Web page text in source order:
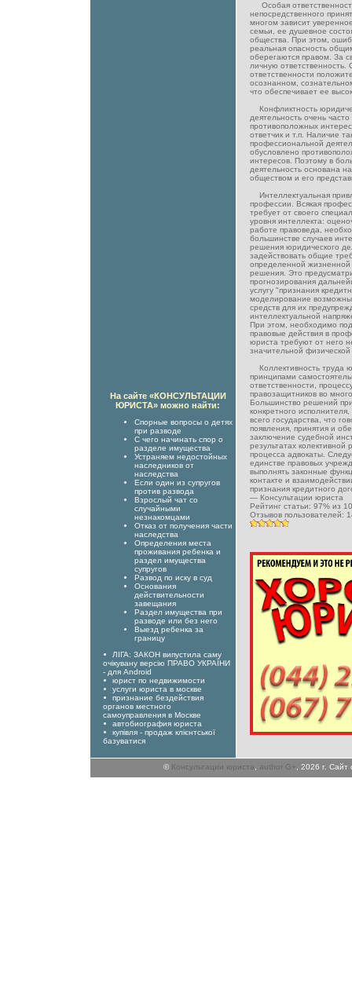
Особая
непосредственного
многом зависит
семьи, ее душевное
общества. При этом,
реальная опасность
оберегаются правом. За
личную ответственность.
ответственности
осознанном,
что обеспечивает ее
Конфликтность
деятельность очень
противоположных
ответчик и т.п. Наличие
профессиональной
обусловлено
интересов. Поэтому в
деятельность основана
обществом и его
Интеллектуальная
профессии. Всякая
требует от своего
уровня интеллекта:
работе правоведа,
большинстве случаев
решения юридического
задействовать общие
определенной жизненной
решения. Это
прогнозирования
услугу "признания
моделирование
средств для их
интеллектуальной
При этом, необходимо
правовые действия в
юриста требуют от него
значительной физической
Коллективность труда
принципами
ответственности,
правозащитников во
Большинство решений
конкретного
всего государства, что
появления, принятия и
заключение судебной
результатах колективной
процесса адвокаты.
единстве правовых
выполнять законные
контакте и
признания кредитного
— Консультации юриста
Рейтинг статьи: 97% из
Отзывов пользователей:
На сайте «КОНСУЛЬТАЦИИ
ЮРИСТА» можно найти:
Спорные вопросы о детях
при разводе
С чего начинать спор о
разделе имущества
Устраняем недостойных
наследников от
наследства
Если один из супругов
против развода
Взрослый чат со
случайными
незнакомцами
Отказ от получения части
наследства
Определения места
проживания ребенка и
раздел имущества
супругов
Развод по иску в суд
Основания
действительности
завещания
Раздел имущества при
разводе или без него
Выезд ребенка за
границу
ЛІГА: ЗАКОН випустила саму
очікувану версію ПРАВО УКРАЇНИ
- для Android
юрист по недвижимости
услуги юриста в москве
признание бездействия
органов местного
самоуправления в Москве
автобиография юриста
купівля - продаж клієнтської
базуватися
© Консультации юриста author G+ , 2026 г.